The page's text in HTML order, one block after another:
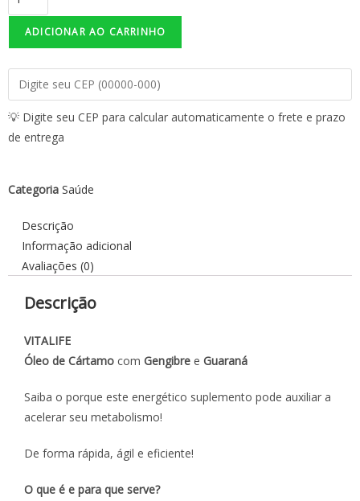
ADICIONAR AO CARRINHO
💡 Digite seu CEP para calcular automaticamente o frete e prazo
de entrega
Categoria Saúde
Descrição
Informação adicional
Avaliações (0)
Descrição
VITALIFE
Óleo de Cártamo com Gengibre e Guaraná
Saiba o porque este energético suplemento pode auxiliar a
acelerar seu metabolismo!
De forma rápida, ágil e eficiente!
O que é e para que serve?